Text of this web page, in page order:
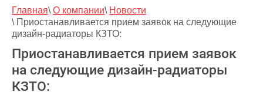
Главная\ О компании\ Новости
\ Приостанавливается прием заявок на следующие
дизайн-радиаторы КЗТО:
Приостанавливается прием заявок
на следующие дизайн-радиаторы
КЗТО: